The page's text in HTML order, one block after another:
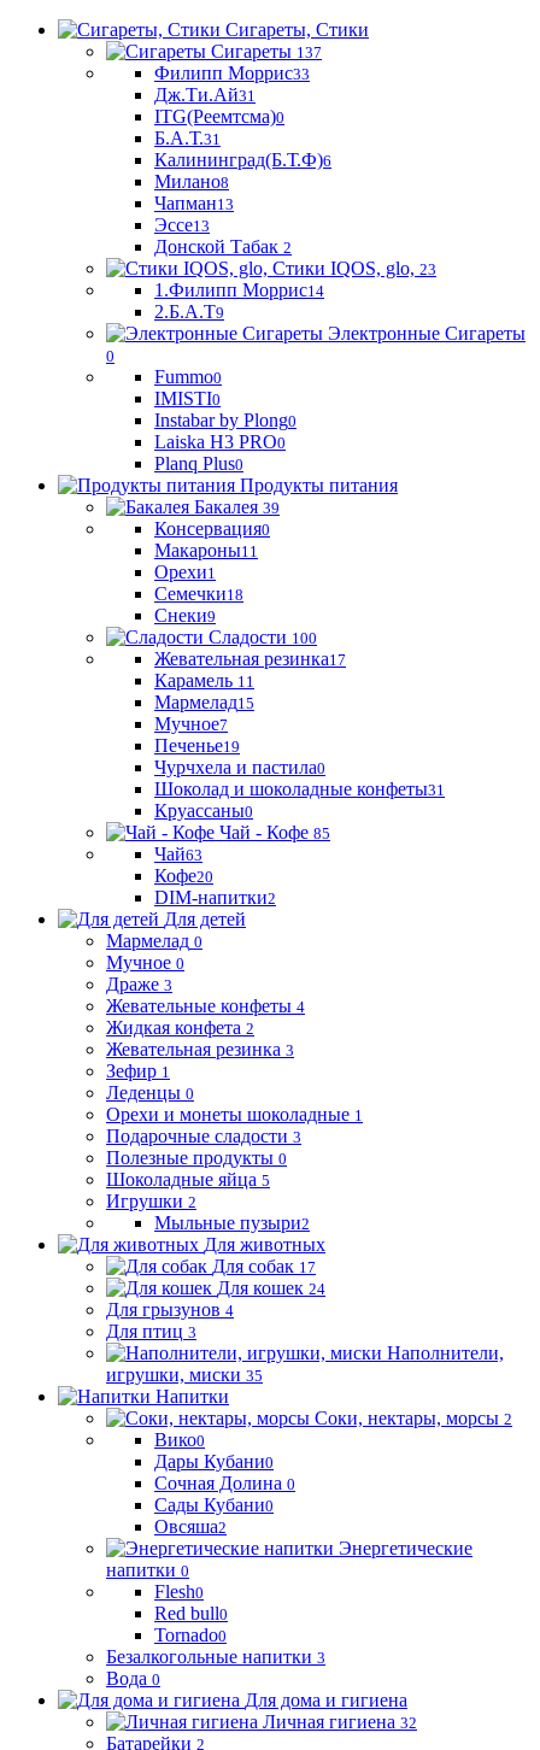
Сигареты, Стики
Сигареты 137
Филипп Моррис33
Дж.Ти.Ай31
ITG(Реемтсма)0
Б.А.Т.31
Калининград(Б.Т.Ф)6
Милано8
Чапман13
Эссе13
Донской Табак 2
Стики IQOS, glo, 23
1.Филипп Моррис14
2.Б.А.Т9
Электронные Сигареты
0
Fummo0
IMISTI0
Instabar by Plong0
Laiska H3 PRO0
Planq Plus0
Продукты питания
Бакалея 39
Консервация0
Макароны11
Орехи1
Семечки18
Снеки9
Сладости 100
Жевательная резинка17
Карамель 11
Мармелад15
Мучное7
Печенье19
Чурчхела и пастила0
Шоколад и шоколадные конфеты31
Круассаны0
Чай - Кофе 85
Чай63
Кофе20
DIM-напитки2
Для детей
Мармелад 0
Мучное 0
Драже 3
Жевательные конфеты 4
Жидкая конфета 2
Жевательная резинка 3
Зефир 1
Леденцы 0
Орехи и монеты шоколадные 1
Подарочные сладости 3
Полезные продукты 0
Шоколадные яйца 5
Игрушки 2
Мыльные пузыри2
Для животных
Для собак 17
Для кошек 24
Для грызунов 4
Для птиц 3
Наполнители,
игрушки, миски 35
Напитки
Соки, нектары, морсы 2
Вико0
Дары Кубани0
Сочная Долина 0
Сады Кубани0
Овсяша2
Энергетические
напитки 0
Flesh0
Red bull0
Tornado0
Безалкогольные напитки 3
Вода 0
Для дома и гигиена
Личная гигиена 32
Батарейки 2